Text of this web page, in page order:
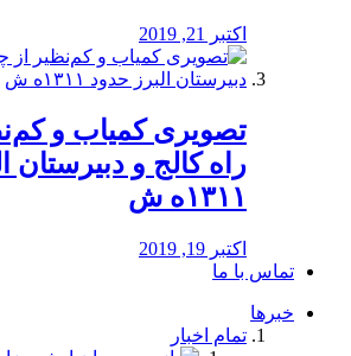
اکتبر 21, 2019
️تصویری کمیاب و
راه كالج و دبيرستان
۱۳۱۱ه ش
اکتبر 19, 2019
تماس با ما
خبرها
تمام اخبار